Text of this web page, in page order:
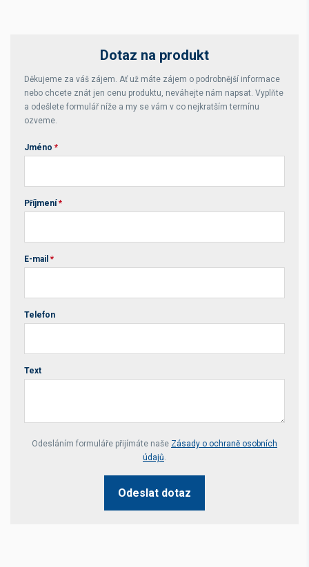
Dotaz na produkt
Děkujeme za váš zájem. Ať už máte zájem o podrobnější informace
nebo chcete znát jen cenu produktu, neváhejte nám napsat. Vyplňte
a odešlete formulář níže a my se vám v co nejkratším termínu
ozveme.
Jméno *
Příjmení *
E-mail *
Telefon
Text
Your website *
Odesláním formuláře přijímáte naše Zásady o ochraně osobních
údajů.
Odeslat dotaz